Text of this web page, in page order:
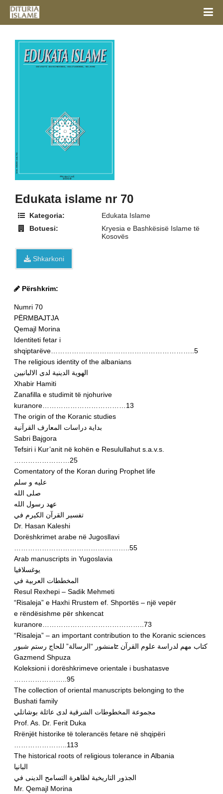
Edukata islame nr 70
Kategoria:
Edukata Islame
Botuesi:
Kryesia e Bashkësisë Islame të
Kosovës
Shkarkoni
Përshkrim:
Numri 70
PËRMBAJTJA
Qemajl Morina
Identiteti fetar i
shqiptarëve……………………………………………………..5
The religious identity of the albanians
الهوية الدينية لدى الالبانيين
Xhabir Hamiti
Zanafilla e studimit të njohurive
kuranore………………………………13
The origin of the Koranic studies
بداية دراسات المعارف القرآنية
Sabri Bajgora
Tefsiri i Kur’anit në kohën e Resulullahut s.a.v.s.
……………………25
Comentatory of the Koran during Prophet life
عليه و سلم
صلى الله
عهد رسول الله
تفسير القرآن الكيرم في
Dr. Hasan Kaleshi
Dorëshkrimet arabe në Jugosllavi
…………………………………………..55
Arab manuscripts in Yugoslavia
يوغسلافيا
المخططات العربية في
Resul Rexhepi – Sadik Mehmeti
“Risaleja” e Haxhi Rrustem ef. Shportës – një vepër
e rëndësishme për shkencat
kuranore……………………………………..73
“Risaleja” – an important contribution to the Koranic sciences
منشور “الرسالة” للحاج رستم شبورʫ كتاب مهم لدراسة علوم القرآن
Gazmend Shpuza
Koleksioni i dorëshkrimeve orientale i bushatasve
…………………..95
The collection of oriental manuscripts belonging to the
Bushati family
مجموعة المخطوطات الشرقية لدى عائلة بوشاتلي
Prof. As. Dr. Ferit Duka
Rrënjët historike të tolerancës fetare në shqipëri
…………………..113
The historical roots of religious tolerance in Albania
البانيا
الجذور التاريخية لظاهرة التسامح الدينى في
Mr. Qemajl Morina